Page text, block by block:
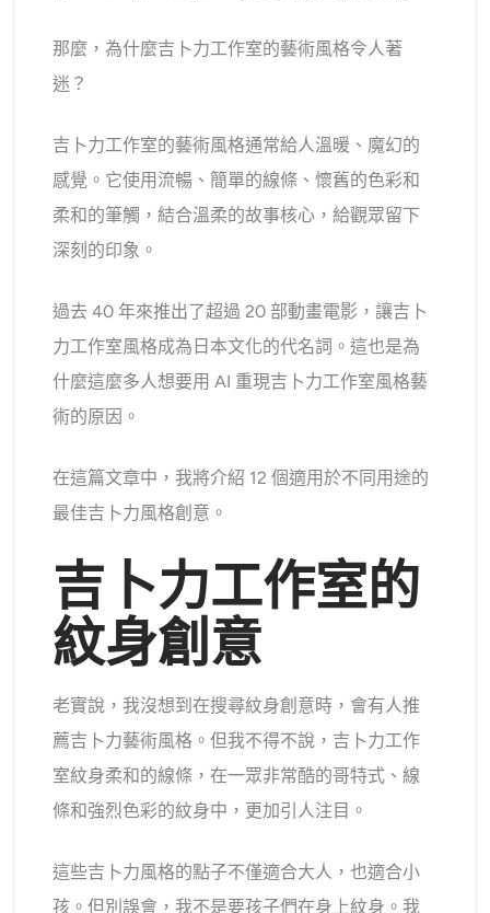
換衣服
AI寶貝
AI濾鏡
爆頭生成器專業版
視頻工具
視頻效果
影片浮水印去除器
那麼，為什麼吉卜力工作室的藝術風格令人著
迷？
吉卜力工作室的藝術風格通常給人溫暖、魔幻的
感覺。它使用流暢、簡單的線條、懷舊的色彩和
柔和的筆觸，結合溫柔的故事核心，給觀眾留下
深刻的印象。
過去 40 年來推出了超過 20 部動畫電影，讓吉卜
力工作室風格成為日本文化的代名詞。這也是為
什麼這麼多人想要用 AI 重現吉卜力工作室風格藝
術的原因。
在這篇文章中，我將介紹 12 個適用於不同用途的
最佳吉卜力風格創意。
吉卜力工作室的
紋身創意
老實說，我沒想到在搜尋紋身創意時，會有人推
薦吉卜力藝術風格。但我不得不說，吉卜力工作
室紋身柔和的線條，在一眾非常酷的哥特式、線
條和強烈色彩的紋身中，更加引人注目。
這些吉卜力風格的點子不僅適合大人，也適合小
孩。但別誤會，我不是要孩子們在身上紋身。我